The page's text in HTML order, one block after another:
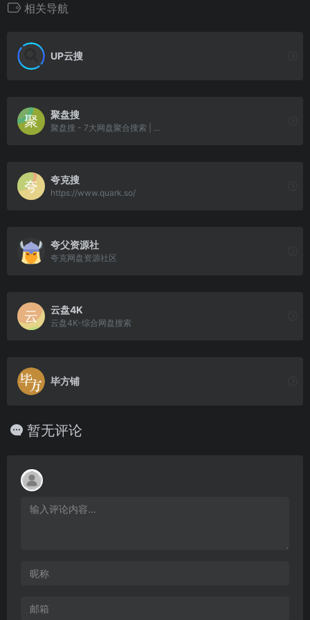
相关导航
UP云搜
聚盘搜
聚盘搜 - 7大网盘聚合搜索 | ...
夸克搜
https://www.quark.so/
夸父资源社
夸克网盘资源社区
云盘4K
云盘4K-综合网盘搜索
毕方铺
暂无评论